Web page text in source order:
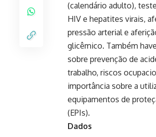
(calendário adulto),
HIV e hepatites virais,
pressão arterial e
glicêmico. Também
sobre prevenção de
trabalho, riscos
importância sobre a
equipamentos de
(EPIs).
Dados